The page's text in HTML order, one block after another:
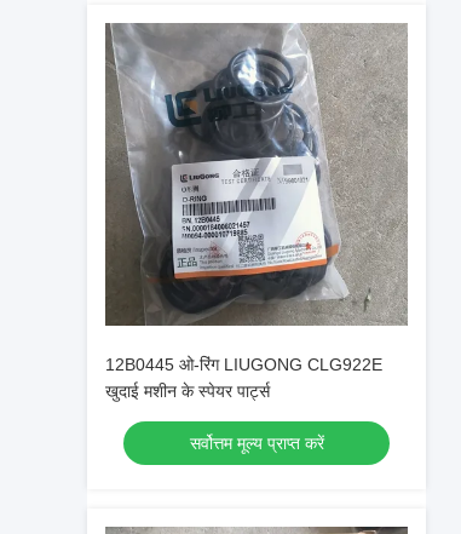
12B0445 ओ-रिंग LIUGONG CLG922E
खुदाई मशीन के स्पेयर पार्ट्स
सर्वोत्तम मूल्य प्राप्त करें